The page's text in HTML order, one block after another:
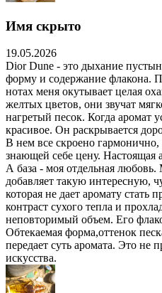
Имя скрыто
19.05.2026
Dior Dune - это дыхание
форму и содержание флакона.
нотах меня окутывает целая
желтых цветов, они звучат
нагретый песок. Когда аромат
красивое. Он раскрывается
В нем все скроено
знающей себе цену. Настоящая
А база - моя отдельная
добавляет такую интересную,
которая не дает аромату стать
контраст сухого тепла и
неповторимый объем. Его
Обтекаемая форма,оттенок
передает суть аромата. Это не
искусства.